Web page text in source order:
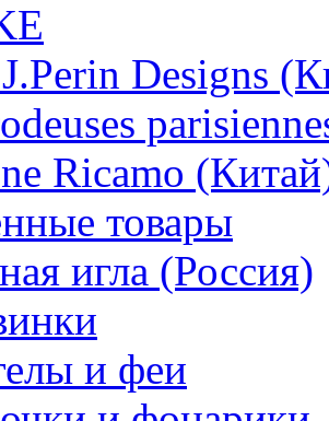
Designs
Ricamo
товары
игла (Россия)
и феи